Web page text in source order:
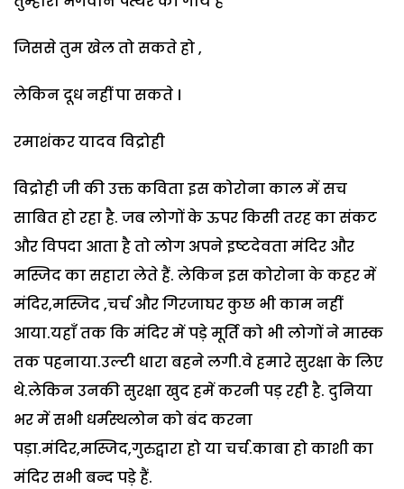
जिससे तुम खेल तो सकते हो ,
लेकिन दूध नहीं पा सकते ।
रमाशंकर यादव विद्रोही
विद्रोही जी की उक्त कविता इस कोरोना काल में सच
साबित हो रहा है. जब लोगों के ऊपर किसी तरह का संकट
और विपदा आता है तो लोग अपने इष्टदेवता मंदिर और
मस्जिद का सहारा लेते हैं. लेकिन इस कोरोना के कहर में
मंदिर,मस्जिद ,चर्च और गिरजाघर कुछ भी काम नहीं
आया.यहाँ तक कि मंदिर में पड़े मूर्ति को भी लोगों ने मास्क
तक पहनाया.उल्टी धारा बहने लगी.वे हमारे सुरक्षा के लिए
थे.लेकिन उनकी सुरक्षा खुद हमें करनी पड़ रही है. दुनिया
भर में सभी धर्मस्थलोन को बंद करना
पड़ा.मंदिर,मस्जिद,गुरुद्वारा हो या चर्च.काबा हो काशी का
मंदिर सभी बन्द पड़े हैं.